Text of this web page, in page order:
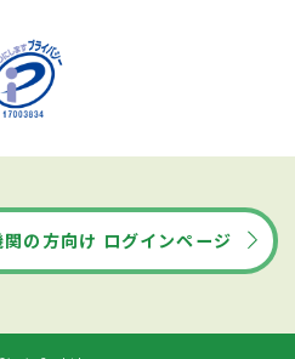
関の方向け ログインページ